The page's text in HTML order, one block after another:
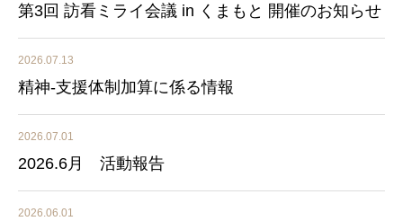
第3回 訪看ミライ会議 in くまもと 開催のお知らせ
2026.07.13
精神-支援体制加算に係る情報
2026.07.01
2026.6月 活動報告
2026.06.01